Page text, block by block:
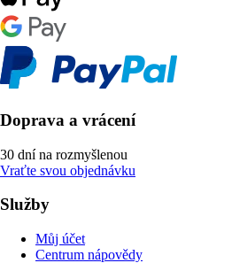
Doprava a vrácení
30 dní na rozmyšlenou
Vraťte svou objednávku
Služby
Můj účet
Centrum nápovědy